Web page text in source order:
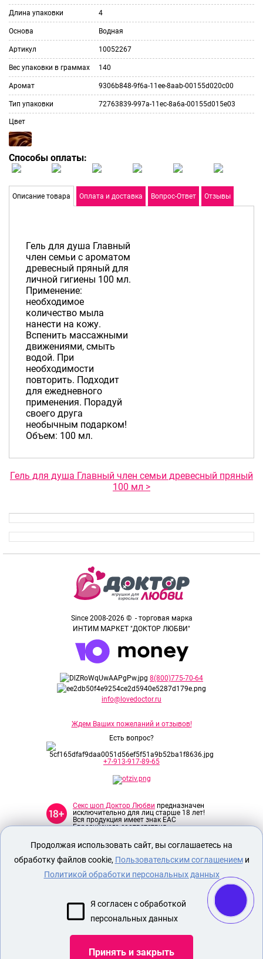
Длина упаковки 4
Основа Водная
Артикул 10052267
Вес упаковки в граммах 140
Аромат 9306b848-9f6a-11ee-8aab-00155d020c00
Тип упаковки 72763839-997a-11ec-8a6a-00155d015e03
Цвет
Способы оплаты:
Описание товара Оплата и доставка Вопрос-Ответ Отзывы
Гель для душа Главный
член семьи с ароматом
древесный пряный для
личной гигиены 100 мл.
Применение:
необходимое
количество мыла
нанести на кожу.
Вспенить массажными
движениями, смыть
водой. При
необходимости
повторить. Подходит
для ежедневного
применения. Порадуй
своего друга
необычным подарком!
Объем: 100 мл.
Гель для душа Главный член семьи древесный пряный
100 мл >
Since 2008-2026 © - торговая марка
ИНТИМ МАРКЕТ "ДОКТОР ЛЮБВИ"
8(800)775-70-64
info@lovedoctor.ru
Ждем Ваших пожеланий и отзывов!
Есть вопрос?
+7-913-917-89-65
Секс шоп Доктор Любви предназначен
исключительно для лиц старше 18 лет!
Вся продукция имеет знак EAC
Евразийского соответствия.
О МАГАЗИНЕ
ОПЛАТА И ДОСТАВКА
ЭРОТИЧЕСКОЕ БЕЛЬЕ
Продолжая использовать сайт, вы соглашаетесь на
обработку файлов cookie, Пользовательским соглашениеми
Политикой обработки персональных данных
Я согласен с обработкой
персональных данных
Принять и закрыть